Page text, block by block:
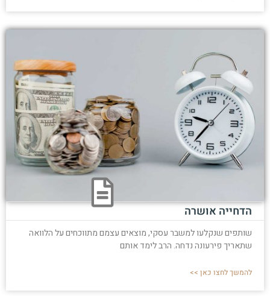
הדחייה אושרה
שותפים שנקלעו למשבר עסקי, מוצאים עצמם מתווכחים על הלוואה
שתאריך פירעונה נדחה. הרב לימד אותם
להמשך לחצו כאן >>